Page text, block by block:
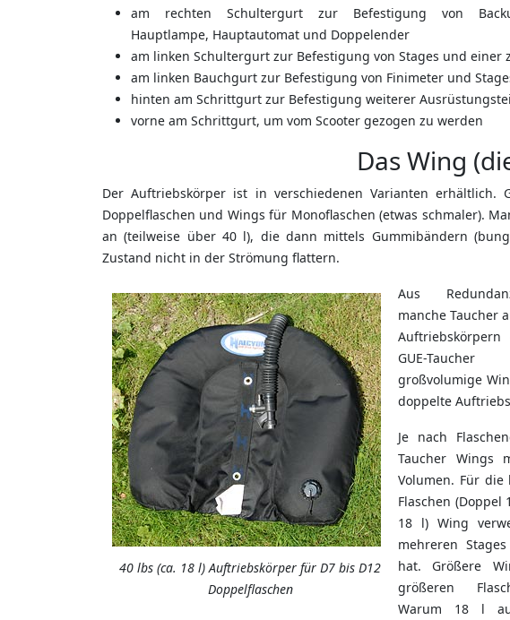
am rechten Schultergurt zur Befestigung von
Hauptlampe, Hauptautomat und Doppelender
am linken Schultergurt zur Befestigung von Stages und einer
am linken Bauchgurt zur Befestigung von Finimeter und
hinten am Schrittgurt zur Befestigung weiterer
vorne am Schrittgurt, um vom Scooter gezogen zu werden
Das Wing
Der Auftriebskörper ist in verschiedenen Varianten erhältlich.
Doppelflaschen und Wings für Monoflaschen (etwas schmaler).
an (teilweise über 40 l), die dann mittels Gummibändern
Zustand nicht in der Strömung flattern.
40 lbs (ca. 18 l) Auftriebskörper für D7 bis D12
Doppelflaschen
Aus
manche Taucher
GUE-
großvolumige
doppelte
Je nach
Taucher
Volumen. Für die
Flaschen (Doppel
18 l) Wing
mehreren
hat. Größere
größeren
Warum 18 l